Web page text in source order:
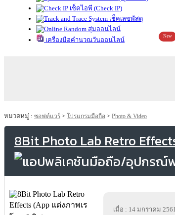
เช็คไอพี (Check IP)
เช็คเลขพัสดุ
สุ่มออนไลน์
เครื่องมือคำนวณวันออนไลน์
New
หมวดหมู่ : ซอฟต์แวร์ > โปรแกรมมือถือ > Photo & Video
8Bit Photo Lab Retro
เมื่อ : 14 มกราคม